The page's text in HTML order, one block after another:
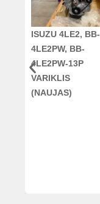
ISUZU 4LE2, BB-
4LE2PW, BB-
4LE2PW-13P
VARIKLIS
(NAUJAS)